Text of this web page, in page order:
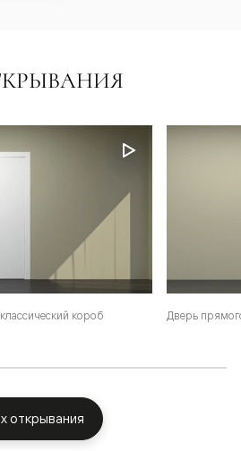
короб Дверь
открывания